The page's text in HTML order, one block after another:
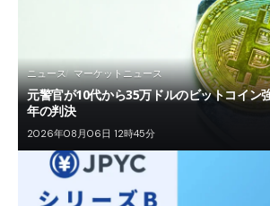
ニュース マーケットニュース
元警官が10代から35万ドルのビットコイン
年の判決
2026年08月06日 12時45分